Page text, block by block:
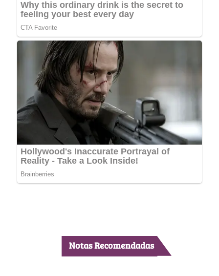
Notas Recomendadas